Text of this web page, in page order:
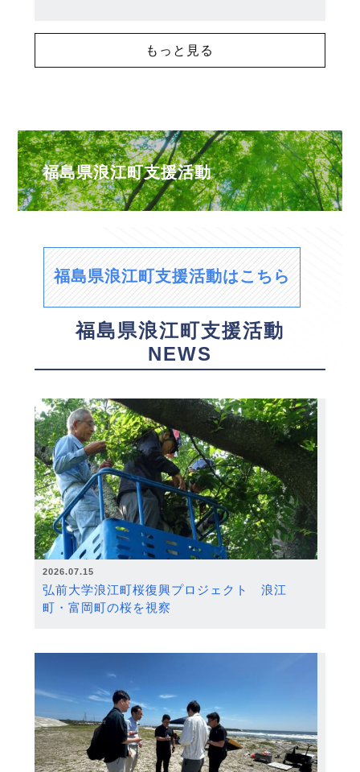
もっと見る
福島県浪江町支援活動
福島県浪江町支援活動はこちら
福島県浪江町支援活動
NEWS
2026.07.15
弘前大学浪江町桜復興プロジェクト 浪江
町・富岡町の桜を視察